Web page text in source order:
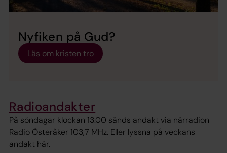
Nyfiken på Gud?
Läs om kristen tro
Radioandakter
På söndagar klockan 13.00 sänds andakt via närradion
Radio Österåker 103,7 MHz. Eller lyssna på veckans
andakt här.